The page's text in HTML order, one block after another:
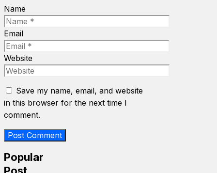
Name
Email
Website
Save my name, email, and website
in this browser for the next time I
comment.
Popular